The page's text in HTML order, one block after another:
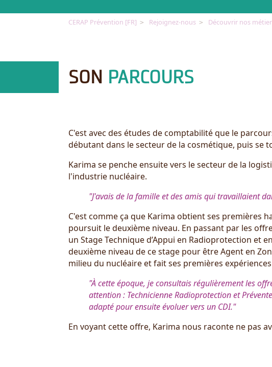
CERAP Prévention [FR] Rejoignez-nous Découvrir nos
SON PARCOURS
C'est avec des études de comptabilité que le
débutant dans le secteur de la cosmétique, puis se
Karima se penche ensuite vers le secteur de la
l'industrie nucléaire.
"J'avais de la famille et des amis qui travaillaient
C'est comme ça que Karima obtient ses premières
poursuit le deuxième niveau. En passant par les
un Stage Technique d’Appui en Radioprotection et
deuxième niveau de ce stage pour être Agent en
milieu du nucléaire et fait ses premières
"À cette époque, je consultais régulièrement les
attention : Technicienne Radioprotection et
adapté pour ensuite évoluer vers un CDI."
En voyant cette offre, Karima nous raconte ne pas